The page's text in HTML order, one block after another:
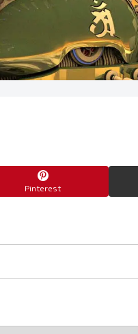
Pinterest